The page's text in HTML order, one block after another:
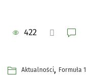
422
Aktualności, Formuła 1